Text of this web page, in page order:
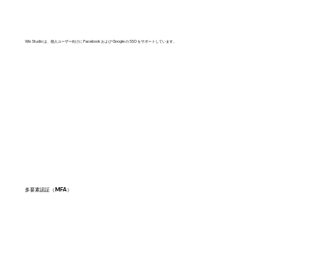
Wix Studio は、個人ユーザー向けに Facebook および Google の SSO をサポートしています。
多要素認証（MFA）